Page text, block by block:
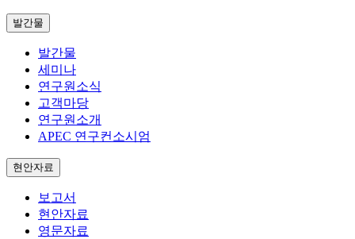
발간물
발간물
세미나
연구원소식
고객마당
연구원소개
APEC 연구컨소시엄
현안자료
보고서
현안자료
영문자료